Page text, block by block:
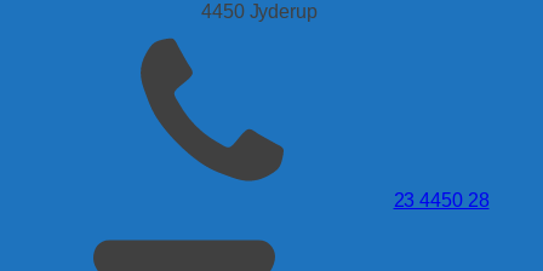
4450 Jyderup
23 4450 28